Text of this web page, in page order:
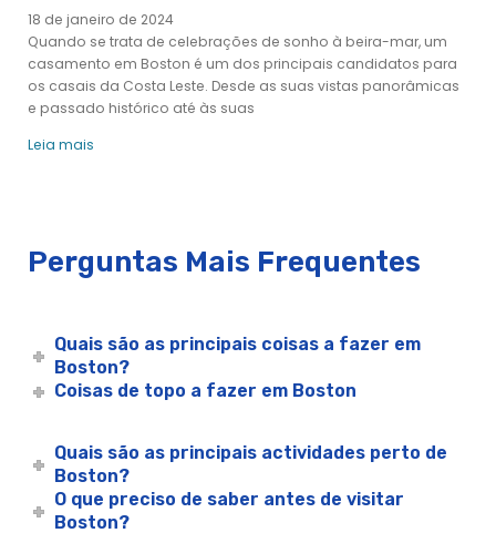
Boston: Tour de Boston Bike Tour
Boston: Tour de Boston Bike Tour
Boston: Excursão de Cambridge Bike Tour
4 de Julho Assinatura Jantar de Cruzeiro
Cruzeiro Vivo Depois de Cinco Cocktails
Aniversários em Boston
Aniversários em Boston
Boston Brunch - Cruzeiros de cidade
Cruzeiro com Brunch em Boston no Porto de Boston | City
Cruises™
18 de janeiro de 2024
Quando se trata de celebrações de sonho à beira-mar, um
casamento em Boston é um dos principais candidatos para
os casais da Costa Leste. Desde as suas vistas panorâmicas
e passado histórico até às suas
Leia mais
Perguntas Mais Frequentes
Quais são as principais coisas a fazer em
Boston?
Coisas de topo a fazer em Boston
Quais são as principais actividades perto de
Boston?
O que preciso de saber antes de visitar
Boston?